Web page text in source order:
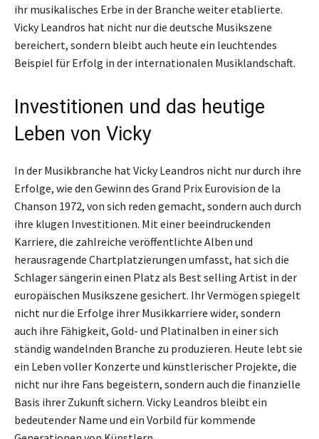
ihr musikalisches Erbe in der Branche weiter etablierte.
Vicky Leandros hat nicht nur die deutsche Musikszene
bereichert, sondern bleibt auch heute ein leuchtendes
Beispiel für Erfolg in der internationalen Musiklandschaft.
Investitionen und das heutige
Leben von Vicky
In der Musikbranche hat Vicky Leandros nicht nur durch ihre
Erfolge, wie den Gewinn des Grand Prix Eurovision de la
Chanson 1972, von sich reden gemacht, sondern auch durch
ihre klugen Investitionen. Mit einer beeindruckenden
Karriere, die zahlreiche veröffentlichte Alben und
herausragende Chartplatzierungen umfasst, hat sich die
Schlager sängerin einen Platz als Best selling Artist in der
europäischen Musikszene gesichert. Ihr Vermögen spiegelt
nicht nur die Erfolge ihrer Musikkarriere wider, sondern
auch ihre Fähigkeit, Gold- und Platinalben in einer sich
ständig wandelnden Branche zu produzieren. Heute lebt sie
ein Leben voller Konzerte und künstlerischer Projekte, die
nicht nur ihre Fans begeistern, sondern auch die finanzielle
Basis ihrer Zukunft sichern. Vicky Leandros bleibt ein
bedeutender Name und ein Vorbild für kommende